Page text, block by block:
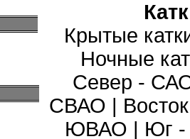
Крытые
Ночные
Север -
СВАО |
ЮВАО | Юг